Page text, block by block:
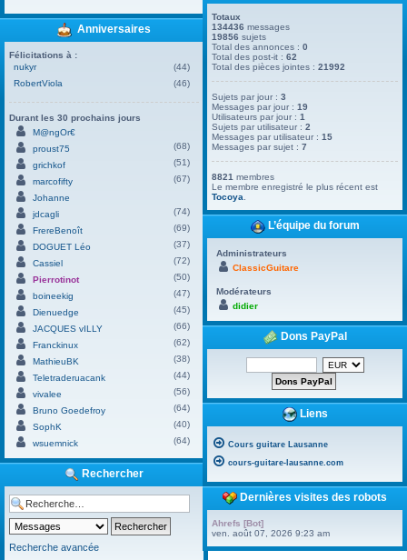
Anniversaires
Félicitations à :
nukyr
(44)
RobertViola
(46)
Durant les 30 prochains jours
M@ngOr€
proust75
(68)
grichkof
(51)
marcofifty
(67)
Johanne
jdcagli
(74)
FrereBenoît
(69)
DOGUET Léo
(37)
Cassiel
(72)
Pierrotinot
(50)
boineekig
(47)
Dienuedge
(45)
JACQUES vILLY
(66)
Franckinux
(62)
MathieuBK
(38)
Teletraderuacank
(44)
vivalee
(56)
Bruno Goedefroy
(64)
SophK
(40)
wsuemnick
(64)
Rechercher
Recherche avancée
Totaux
134436 messages
19856 sujets
Total des annonces :0
Total des post-it :62
Total des pièces jointes :21992
Sujets par jour :3
Messages par jour :19
Utilisateurs par jour :1
Sujets par utilisateur :2
Messages par utilisateur :15
Messages par sujet :7
8821 membres
Le membre enregistré le plus récent est
Tocoya
L’équipe du forum
Administrateurs
ClassicGuitare
Modérateurs
didier
Dons PayPal
Liens
Cours guitare Lausanne
cours-guitare-lausanne.com
Dernières visites des robots
Ahrefs [Bot]
ven. août 07, 2026 9:23 am